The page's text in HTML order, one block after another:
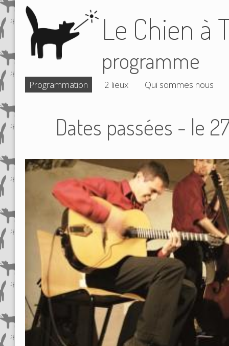
Le Chien à
programme
Programmation 2 lieux Qui sommes nous
Dates passées - le